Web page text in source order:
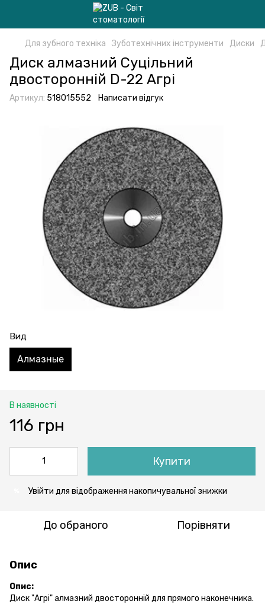
Для зубного техніка Зуботехнічних інструменти Диски
Диск алмазний Суцільний
двосторонній D-22 Агрі
Артикул: 518015552 Написати відгук
Вид
Алмазные
В наявності
116 грн
Купити
Увійти для відображення накопичувальної знижки
До обраного Порівняти
Опис
Опис:
Диск "Агрі" алмазний двосторонній для прямого наконечника.